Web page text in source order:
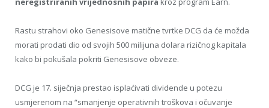
Rastu strahovi oko Genesisove matične tvrtke DCG da će možda
morati prodati dio od svojih 500 milijuna dolara rizičnog kapitala
kako bi pokušala pokriti Genesisove obveze.
DCG je 17. siječnja prestao isplaćivati ​​dividende u potezu
usmjerenom na “smanjenje operativnih troškova i očuvanje